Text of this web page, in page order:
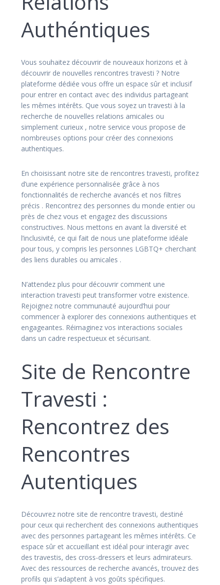
Authéntiques
Vous souhaitez découvrir de nouveaux horizons et à
découvrir de nouvelles rencontres travesti ? Notre
plateforme dédiée vous offre un espace sûr et inclusif
pour entrer en contact avec des individus partageant
les mêmes intérêts. Que vous soyez un travesti à la
recherche de nouvelles relations amicales ou
simplement curieux , notre service vous propose de
nombreuses options pour créer des connexions
authentiques.
En choisissant notre site de rencontres travesti, profitez
d’une expérience personnalisée grâce à nos
fonctionnalités de recherche avancés et nos filtres
précis . Rencontrez des personnes du monde entier ou
près de chez vous et engagez des discussions
constructives. Nous mettons en avant la diversité et
l’inclusivité, ce qui fait de nous une plateforme idéale
pour tous, y compris les personnes LGBTQ+ cherchant
des liens durables ou amicales .
N’attendez plus pour découvrir comment une
interaction travesti peut transformer votre existence.
Rejoignez notre communauté aujourd’hui pour
commencer à explorer des connexions authentiques et
engageantes. Réimaginez vos interactions sociales
dans un cadre respectueux et sécurisant.
Site de Rencontre
Travesti :
Rencontrez des
Rencontres
Autentiques
Découvrez notre site de rencontre travesti, destiné
pour ceux qui recherchent des connexions authentiques
avec des personnes partageant les mêmes intérêts. Ce
espace sûr et accueillant est idéal pour interagir avec
des travestis, des cross-dressers et leurs admirateurs.
Avec des ressources de recherche avancés, trouvez des
profils qui s’adaptent à vos goûts spécifiques.